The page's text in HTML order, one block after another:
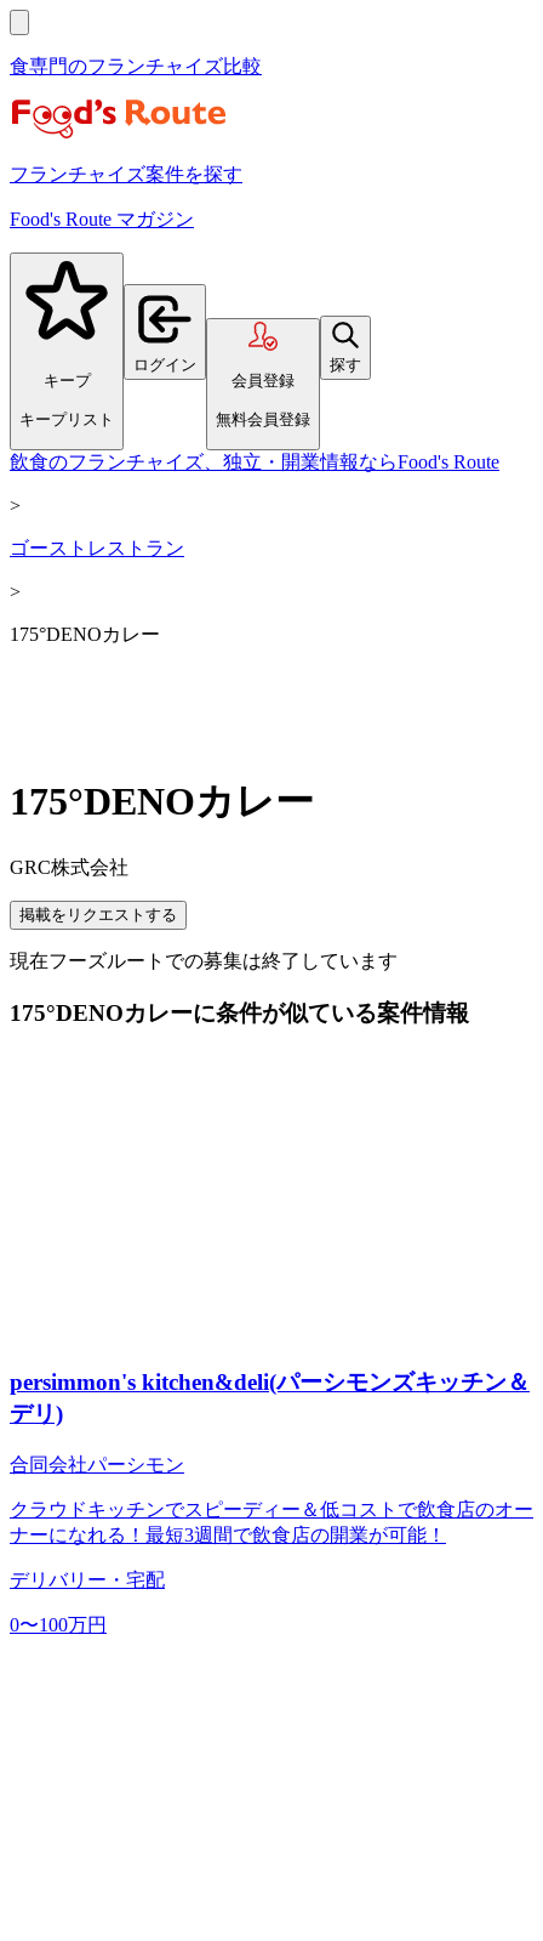
食専門のフランチャイズ比較
フランチャイズ案件を探す
Food's Route マガジン
キープ
キープリスト
ログイン
会員登録
無料会員登録
探す
飲食のフランチャイズ、独立・開業情報ならFood's Route
>
ゴーストレストラン
>
175°DENOカレー
175°DENOカレー
GRC株式会社
掲載をリクエストする
現在フーズルートでの募集は終了しています
175°DENOカレーに条件が似ている案件情報
persimmon's kitchen&deli(パーシモンズキッチン＆
デリ)
合同会社パーシモン
クラウドキッチンでスピーディー＆低コストで飲食店のオー
ナーになれる！最短3週間で飲食店の開業が可能！
デリバリー・宅配
0〜100万円